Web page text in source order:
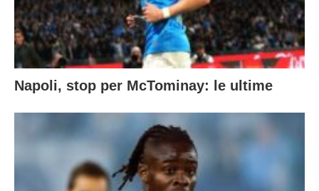
Napoli, stop per McTominay: le ultime